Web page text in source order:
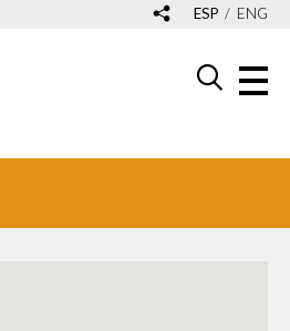
ESP ENG